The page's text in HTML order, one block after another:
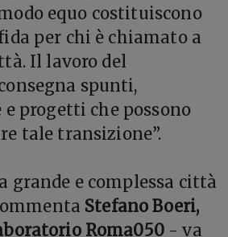
equo costituiscono
per chi è chiamato a
Il lavoro del
spunti,
progetti che possono
tale transizione”.
grande e complessa città
Stefano Boeri,
Roma050- va